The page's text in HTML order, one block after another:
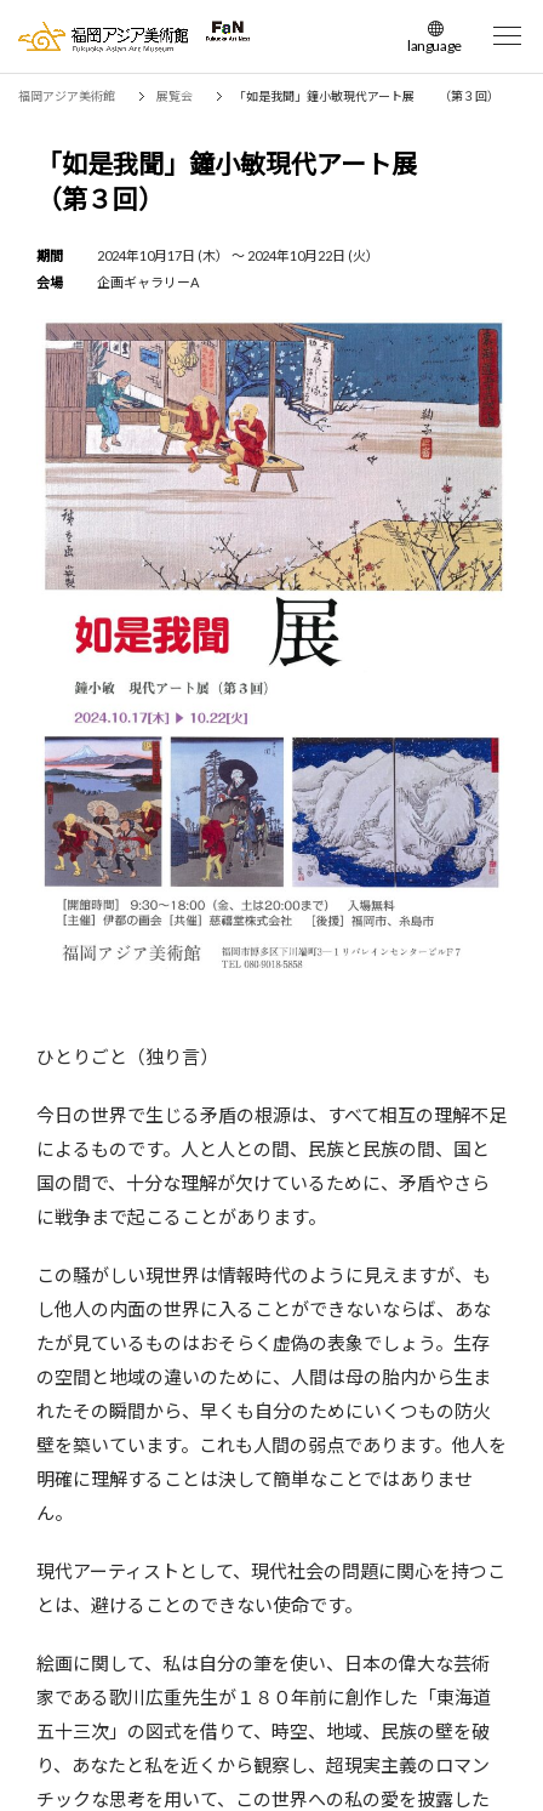
language
日本語
簡体中文
福岡アジア美術館 展覧会 「如是我聞」鐘小敏現代アート展 （第３回）
「如是我聞」鐘小敏現代アート展
（第３回）
期間
2024年10月17日 (木） 〜 2024年10月22日 (火）
会場
企画ギャラリーA
ひとりごと（独り言）
今日の世界で生じる矛盾の根源は、すべて相互の理解不足
によるものです。人と人との間、民族と民族の間、国と
国の間で、十分な理解が欠けているために、矛盾やさら
に戦争まで起こることがあります。
この騒がしい現世界は情報時代のように見えますが、も
し他人の内面の世界に入ることができないならば、あな
たが見ているものはおそらく虚偽の表象でしょう。生存
の空間と地域の違いのために、人間は母の胎内から生ま
れたその瞬間から、早くも自分のためにいくつもの防火
壁を築いています。これも人間の弱点であります。他人を
明確に理解することは決して簡単なことではありませ
ん。
現代アーティストとして、現代社会の問題に関心を持つこ
とは、避けることのできない使命です。
絵画に関して、私は自分の筆を使い、日本の偉大な芸術
家である歌川広重先生が１８０年前に創作した「東海道
五十三次」の図式を借りて、時空、地域、民族の壁を破
り、あなたと私を近くから観察し、超現実主義のロマン
チックな思考を用いて、この世界への私の愛を披露した